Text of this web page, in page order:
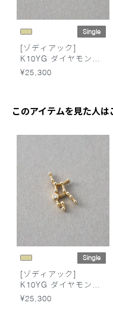
Single
[ゾディアック]
K10YG ダイヤモンド
ピアス /おうし座
¥25,300
このアイテムを見た人
Single
[ゾディアック]
K10YG ダイヤモンド
ピアス /おとめ座
¥25,300